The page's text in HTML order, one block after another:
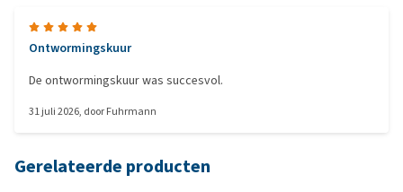
Ontwormingskuur
De ontwormingskuur was succesvol.
31 juli 2026, doorFuhrmann
Gerelateerde producten